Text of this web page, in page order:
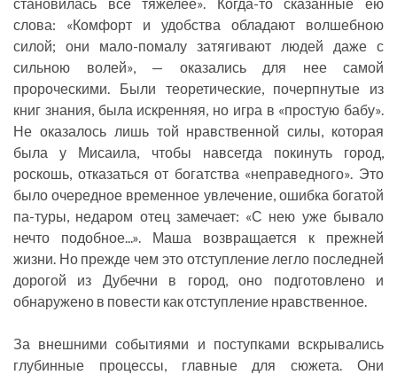
слова: «Комфорт и удобства обладают волшебною
силой; они мало-помалу затягивают людей даже с
сильною волей», — оказались для нее самой
пророческими. Были теоретические, почерпнутые из
книг знания, была искренняя, но игра в «простую бабу».
Не оказалось лишь той нравственной силы, которая
была у Мисаила, чтобы навсегда покинуть город,
роскошь, отказаться от богатства «неправедного». Это
было очередное временное увлечение, ошибка богатой
па-туры, недаром отец замечает: «С нею уже бывало
нечто подобное...». Маша возвращается к прежней
жизни. Но прежде чем это отступление легло последней
дорогой из Дубечни в город, оно подготовлено и
обнаружено в повести как отступление нравственное.
За внешними событиями и поступками вскрывались
глубинные процессы, главные для сюжета. Они